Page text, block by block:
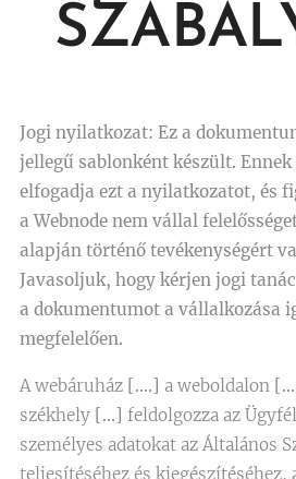
Jogi nyilatkozat: Ez a
jellegű sablonként készült.
elfogadja ezt a nyilatkozatot, és
a Webnode nem vállal
alapján történő tevékenységért
Javasoljuk, hogy kérjen jogi
a dokumentumot a vállalkozása
megfelelően.
A webáruház [….] a weboldalon
székhely […] feldolgozza az
személyes adatokat az Általános
teljesítéséhez és